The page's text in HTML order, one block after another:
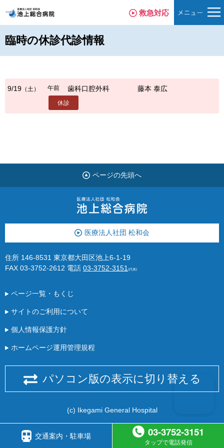
救急対応
臨時の休診代診情報
9/19 （土） 午前 歯科口腔外科 藤本 泰広
休診
ページの先頭へ
医療法人社団 松和会
住所 146-8531 東京都大田区池上6-1-19
FAX 03-3752-2612 電話 03-3752-3151 (代表)
ページ一覧・もくじ
サイトのご利用について
個人情報保護方針
ホームページ運用管理規程
パソコン版の表示に切り替える
(c) Ikegami General Hospital
交通案内・駐車場 03-3752-3151
タップで電話発信